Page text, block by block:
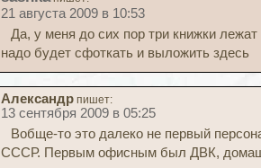
21 августа 2009 в 10:53
Да, у меня до сих пор три книжки
надо будет сфоткать и выложить здесь
Александр пишет:
13 сентября 2009 в 05:25
Вобще-то это далеко не первый
СССР. Первым офисным был ДВК,